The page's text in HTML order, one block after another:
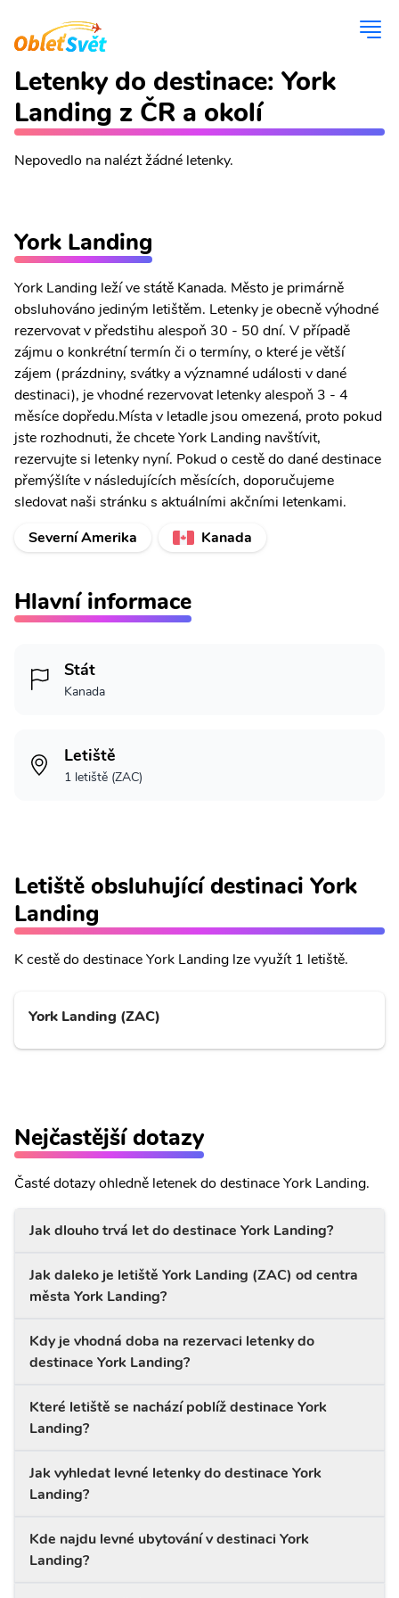
Letenky do destinace: York
Landing z ČR a okolí
Nepovedlo na nalézt žádné letenky.
York Landing
York Landing leží ve státě Kanada. Město je primárně
obsluhováno jediným letištěm. Letenky je obecně výhodné
rezervovat v předstihu alespoň 30 - 50 dní. V případě
zájmu o konkrétní termín či o termíny, o které je větší
zájem (prázdniny, svátky a významné události v dané
destinaci), je vhodné rezervovat letenky alespoň 3 - 4
měsíce dopředu.Místa v letadle jsou omezená, proto pokud
jste rozhodnuti, že chcete York Landing navštívit,
rezervujte si letenky nyní. Pokud o cestě do dané destinace
přemýšlíte v následujících měsících, doporučujeme
sledovat naši stránku s aktuálními akčními letenkami.
Severní Amerika
Kanada
Hlavní informace
Stát
Kanada
Letiště
1 letiště (ZAC)
Letiště obsluhující destinaci York
Landing
K cestě do destinace York Landing lze využít 1 letiště.
York Landing (ZAC)
Nejčastější dotazy
Časté dotazy ohledně letenek do destinace York Landing.
Jak dlouho trvá let do destinace York Landing?
Jak daleko je letiště York Landing (ZAC) od centra
města York Landing?
Kdy je vhodná doba na rezervaci letenky do
destinace York Landing?
Které letiště se nachází poblíž destinace York
Landing?
Jak vyhledat levné letenky do destinace York
Landing?
Kde najdu levné ubytování v destinaci York
Landing?